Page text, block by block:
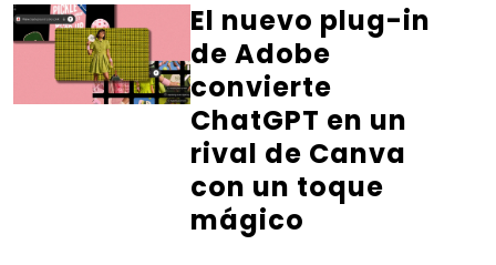
El nuevo plug-in
de Adobe
convierte
ChatGPT en un
rival de Canva
con un toque
mágico